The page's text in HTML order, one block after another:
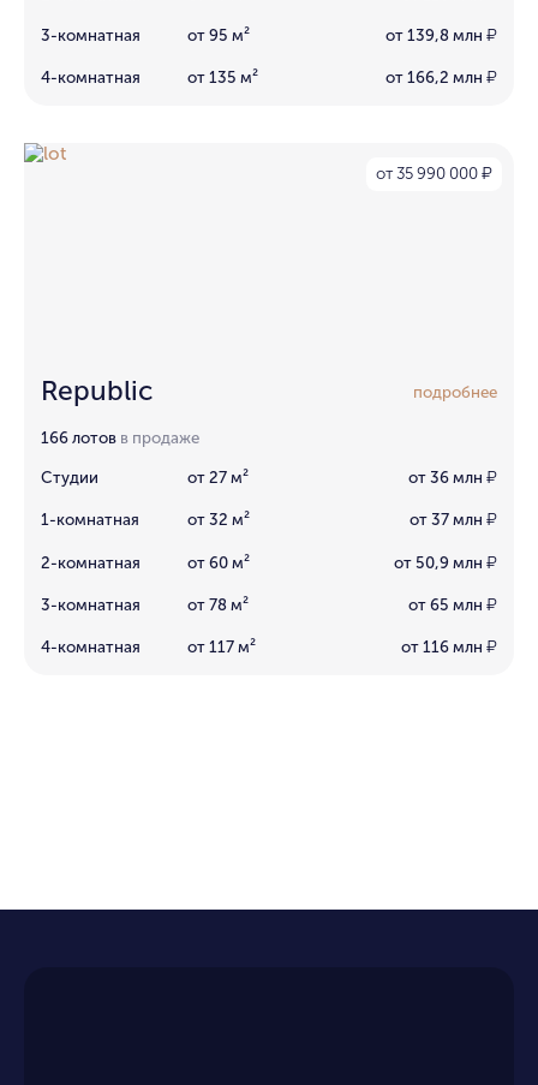
3-комнатная от 95 м² от 139,8 млн ₽
4-комнатная от 135 м² от 166,2 млн ₽
от 35 990 000 ₽
Republic подробнее
166 лотов в продаже
Студии от 27 м² от 36 млн ₽
1-комнатная от 32 м² от 37 млн ₽
2-комнатная от 60 м² от 50,9 млн ₽
3-комнатная от 78 м² от 65 млн ₽
4-комнатная от 117 м² от 116 млн ₽